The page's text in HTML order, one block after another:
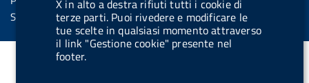
X in alto a destra rifiuti tutti i cookie di
terze parti. Puoi rivedere e modificare le
tue scelte in qualsiasi momento attraverso
il link "Gestione cookie" presente nel
footer.
i
n
s
s
p
o
Servizi Online